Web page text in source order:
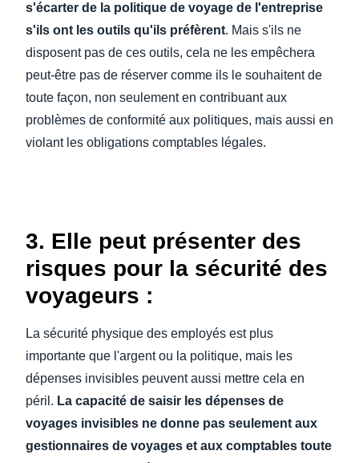
s'écarter de la politique de voyage de l'entreprise
s'ils ont les outils qu'ils préfèrent. Mais s'ils ne
disposent pas de ces outils, cela ne les empêchera
peut-être pas de réserver comme ils le souhaitent de
toute façon, non seulement en contribuant aux
problèmes de conformité aux politiques, mais aussi en
violant les obligations comptables légales.
3. Elle peut présenter des
risques pour la sécurité des
voyageurs :
La sécurité physique des employés est plus
importante que l'argent ou la politique, mais les
dépenses invisibles peuvent aussi mettre cela en
péril. La capacité de saisir les dépenses de
voyages invisibles ne donne pas seulement aux
gestionnaires de voyages et aux comptables toute